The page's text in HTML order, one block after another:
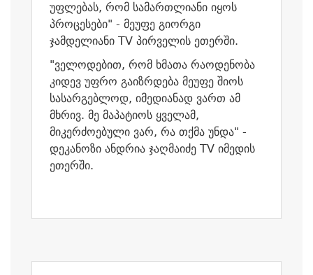
უფლებას, რომ სამართლიანი იყოს
პროცესები" - მეუფე გიორგი
ჯამდელიანი TV პირველის ეთერში.
"ველოდებით, რომ ხმათა რაოდენობა
კიდევ უფრო გაიზრდება მეუფე შიოს
სასარგებლოდ, იმედიანად ვართ ამ
მხრივ. მე მაპატიოს ყველამ,
მიკერძოებული ვარ, რა თქმა უნდა" -
დეკანოზი ანდრია ჯაღმაიძე TV იმედის
ეთერში.